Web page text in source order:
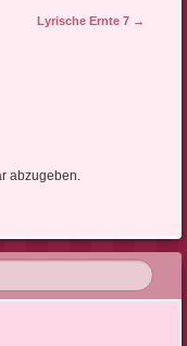
Lyrische Ernte 7 →
abzugeben.